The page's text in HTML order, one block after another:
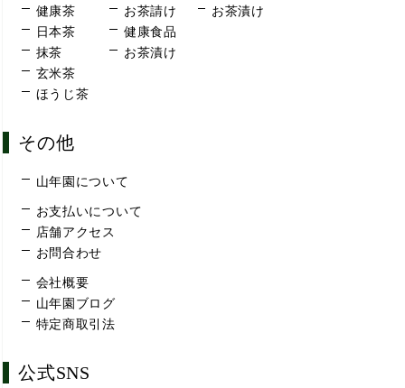
健康茶
日本茶
抹茶
玄米茶
ほうじ茶
お茶請け
健康食品
お茶漬け
お茶漬け
その他
山年園について
お支払いについて
店舗アクセス
お問合わせ
会社概要
山年園ブログ
特定商取引法
公式SNS